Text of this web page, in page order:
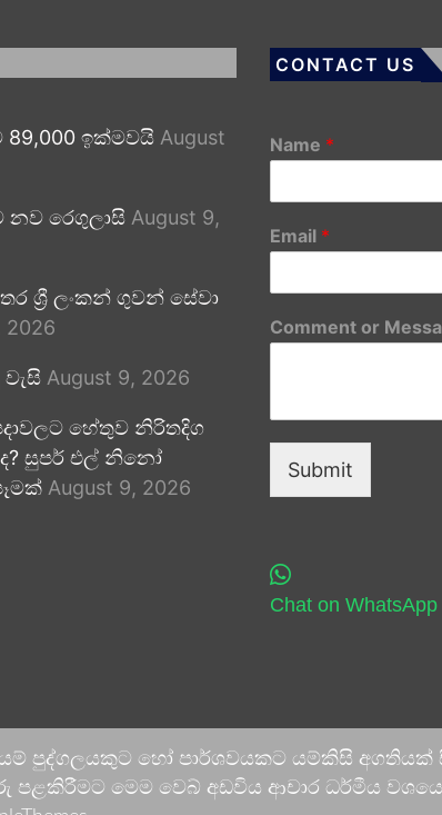
89,000 ඉක්මවයි August
නව රෙගුලාසි August 9,
ශ්‍රී ලංකන් ගුවන් සේවා
2026
August 9, 2026
හේතුව නිරිතදිග
සුපර් එල් නිනෝ
August 9, 2026
CONTACT US
Name *
Email *
Comment or
Submit
Chat on
පුද්ගලයකුට හෝ පාර්ශවයකට යම්කිසි අගතියක්
මෙම වෙබ් අඩවිය ආචාර ධර්මීය වශයෙන්